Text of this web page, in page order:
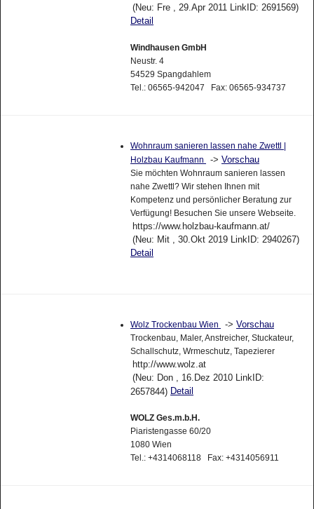
(Neu: Fre , 29.Apr 2011 LinkID: 2691569)
Detail
Windhausen GmbH
Neustr. 4
54529 Spangdahlem
Tel.: 06565-942047 Fax: 06565-934737
Wohnraum sanieren lassen nahe Zwettl |
Holzbau Kaufmann
-> Vorschau
Sie möchten Wohnraum sanieren lassen
nahe Zwettl? Wir stehen Ihnen mit
Kompetenz und persönlicher Beratung zur
Verfügung! Besuchen Sie unsere Webseite.
https://www.holzbau-kaufmann.at/
(Neu: Mit , 30.Okt 2019 LinkID: 2940267)
Detail
Wolz Trockenbau Wien -> Vorschau
Trockenbau, Maler, Anstreicher, Stuckateur,
Schallschutz, Wrmeschutz, Tapezierer
http://www.wolz.at
(Neu: Don , 16.Dez 2010 LinkID:
2657844) Detail
WOLZ Ges.m.b.H.
Piaristengasse 60/20
1080 Wien
Tel.: +4314068118 Fax: +4314056911